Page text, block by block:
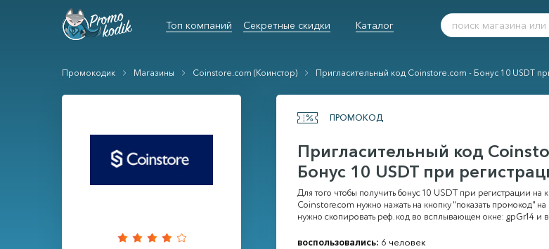
Топ компаний Секретные скидки Каталог
Промокодик Магазины Coinstore.com (Коинстор) Пригласительный код Coinstore.com - Бонус 10 USDT
ПРОМОКОД
Пригласительный код
Бонус 10 USDT при
Для того чтобы получить бонус 10 USDT при регистрации
Coinstore.com нужно нажать на кнопку "показать промокод"
нужно скопировать реф. код во всплывающем окне: gpGr14 и
воспользовались: 6 человек